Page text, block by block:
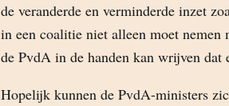
de veranderde en verminderde inzet
in een coalitie niet alleen moet
de PvdA in de handen kan wrijven dat
Hopelijk kunnen de PvdA-ministers